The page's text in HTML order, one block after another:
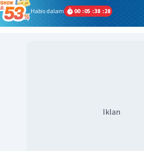
Habis dalam
00 :05 :38 :27
Iklan